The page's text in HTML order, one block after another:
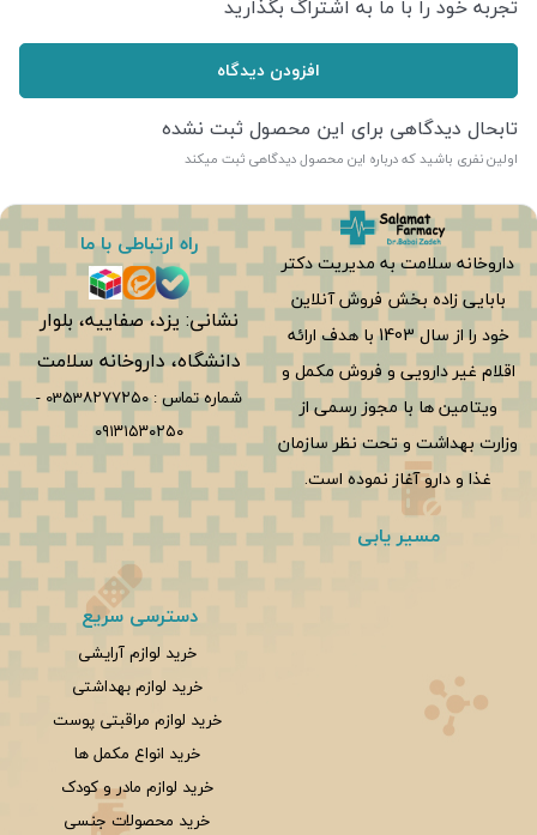
تجربه خود را با ما به اشتراگ بگذارید
افزودن دیدگاه
تابحال دیدگاهی برای این محصول ثبت نشده
اولین نفری باشید که درباره این محصول دیدگاهی ثبت میکند
داروخانه سلامت به مدیریت دکتر
بابایی زاده بخش فروش آنلاین
خود را از سال 1403 با هدف ارائه
اقلام غیر دارویی و فروش مکمل و
ویتامین ها با مجوز رسمی از
وزارت بهداشت و تحت نظر سازمان
غذا و دارو آغاز نموده است.
راه ارتباطی با ما
نشانی: یزد، صفاییه، بلوار
دانشگاه، داروخانه سلامت
شماره تماس :0353۸۲۷۷۲۵۰ -
۰۹۱۳۱۵۳۰۲۵۰
مسیر یابی
دسترسی سریع
خرید لوازم آرایشی
خرید لوازم بهداشتی
خرید لوازم مراقبتی پوست
خرید انواع مکمل ها
خرید لوازم مادر و کودک
خرید محصولات جنسی